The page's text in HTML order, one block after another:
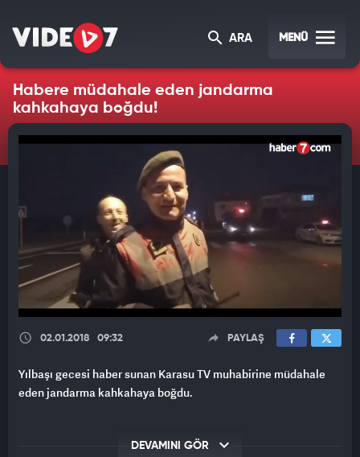
ARA MENÜ
Habere müdahale eden jandarma
kahkahaya boğdu!
02.01.2018 09:32 PAYLAŞ
Yılbaşı gecesi haber sunan Karasu TV muhabirine müdahale
eden jandarma kahkahaya boğdu.
DEVAMINI GÖR